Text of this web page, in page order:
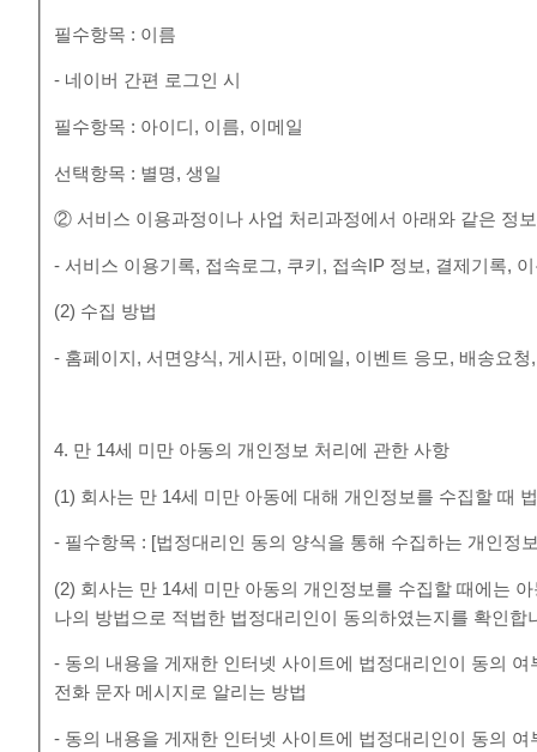
필수항목 : 이름
- 네이버 간편 로그인 시
필수항목 : 아이디, 이름, 이메일
선택항목 : 별명, 생일
② 서비스 이용과정이나 사업 처리과정에서 아래와 같은 정
- 서비스 이용기록, 접속로그, 쿠키, 접속IP 정보, 결제기록,
(2) 수집 방법
- 홈페이지, 서면양식, 게시판, 이메일, 이벤트 응모, 배송요
4. 만 14세 미만 아동의 개인정보 처리에 관한 사항
(1) 회사는 만 14세 미만 아동에 대해 개인정보를 수집할 때
- 필수항목 : [법정대리인 동의 양식을 통해 수집하는 개인정
(2) 회사는 만 14세 미만 아동의 개인정보를 수집할 때에는
나의 방법으로 적법한 법정대리인이 동의하였는지를 확인합
- 동의 내용을 게재한 인터넷 사이트에 법정대리인이 동의
전화 문자 메시지로 알리는 방법
- 동의 내용을 게재한 인터넷 사이트에 법정대리인이 동의